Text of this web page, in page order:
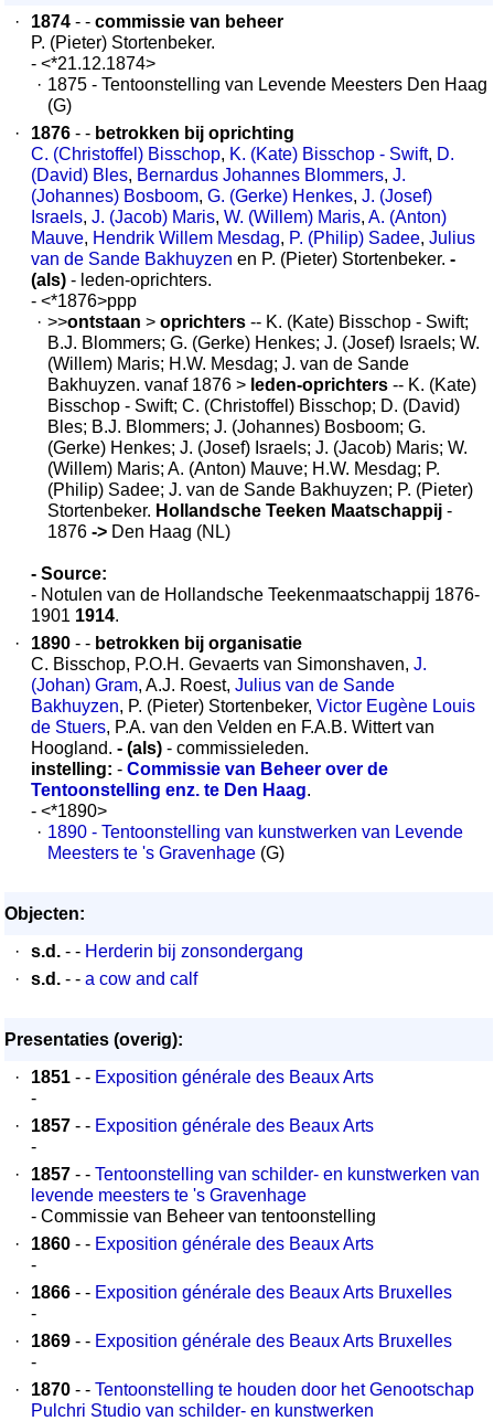
· 1874 - - commissie van beheer
P. (Pieter) Stortenbeker.
- <*21.12.1874>
· 1875 - Tentoonstelling van Levende Meesters Den Haag
(G)
·
1876 - - betrokken bij oprichting
C. (Christoffel) Bisschop, K. (Kate) Bisschop - Swift, D.
(David) Bles, Bernardus Johannes Blommers, J.
(Johannes) Bosboom, G. (Gerke) Henkes, J. (Josef)
Israels, J. (Jacob) Maris, W. (Willem) Maris, A. (Anton)
Mauve, Hendrik Willem Mesdag, P. (Philip) Sadee, Julius
van de Sande Bakhuyzen en P. (Pieter) Stortenbeker. -
(als) - leden-oprichters.
- <*1876>ppp
· >>ontstaan > oprichters -- K. (Kate) Bisschop - Swift;
B.J. Blommers; G. (Gerke) Henkes; J. (Josef) Israels; W.
(Willem) Maris; H.W. Mesdag; J. van de Sande
Bakhuyzen. vanaf 1876 > leden-oprichters -- K. (Kate)
Bisschop - Swift; C. (Christoffel) Bisschop; D. (David)
Bles; B.J. Blommers; J. (Johannes) Bosboom; G.
(Gerke) Henkes; J. (Josef) Israels; J. (Jacob) Maris; W.
(Willem) Maris; A. (Anton) Mauve; H.W. Mesdag; P.
(Philip) Sadee; J. van de Sande Bakhuyzen; P. (Pieter)
Stortenbeker. Hollandsche Teeken Maatschappij -
1876 -> Den Haag (NL)
- Source:
- Notulen van de Hollandsche Teekenmaatschappij 1876-
1901 1914.
·
1890 - - betrokken bij organisatie
C. Bisschop, P.O.H. Gevaerts van Simonshaven, J.
(Johan) Gram, A.J. Roest, Julius van de Sande
Bakhuyzen, P. (Pieter) Stortenbeker, Victor Eugène Louis
de Stuers, P.A. van den Velden en F.A.B. Wittert van
Hoogland. - (als) - commissieleden.
instelling: - Commissie van Beheer over de
Tentoonstelling enz. te Den Haag.
- <*1890>
· 1890 - Tentoonstelling van kunstwerken van Levende
Meesters te 's Gravenhage (G)
Objecten:
·
s.d. - - Herderin bij zonsondergang
·
s.d. - - a cow and calf
Presentaties (overig):
·
1851 - - Exposition générale des Beaux Arts
-
·
1857 - - Exposition générale des Beaux Arts
-
·
1857 - - Tentoonstelling van schilder- en kunstwerken van
levende meesters te 's Gravenhage
- Commissie van Beheer van tentoonstelling
·
1860 - - Exposition générale des Beaux Arts
-
·
1866 - - Exposition générale des Beaux Arts Bruxelles
-
·
1869 - - Exposition générale des Beaux Arts Bruxelles
-
·
1870 - - Tentoonstelling te houden door het Genootschap
Pulchri Studio van schilder- en kunstwerken